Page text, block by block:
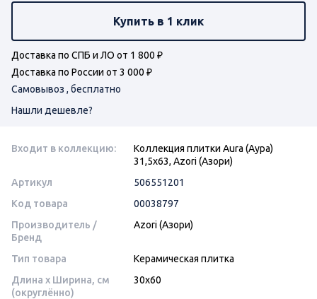
Купить в 1 клик
Доставка по СПБ и ЛО от 1 800 ₽
Доставка по России от 3 000 ₽
Самовывоз , бесплатно
Нашли дешевле?
Входит в коллекцию:
Коллекция плитки Aura (Аура)
31,5х63, Azori (Азори)
Артикул
506551201
Код товара
00038797
Производитель /
Бренд
Azori (Азори)
Тип товара
Керамическая плитка
Длина x Ширина, см
(округлённо)
30x60